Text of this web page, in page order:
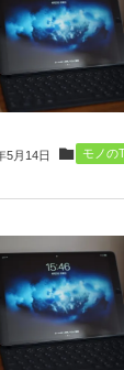
5月14日 モノの